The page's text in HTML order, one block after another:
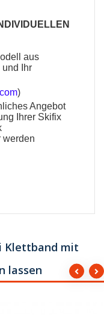
aus
und Ihr
)
Angebot
Ihrer Skifix
werden
Klettband mit
lassen